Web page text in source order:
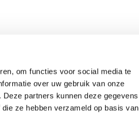
om functies voor social media te
over uw gebruik van onze
partners kunnen deze gegevens
ze hebben verzameld op basis van